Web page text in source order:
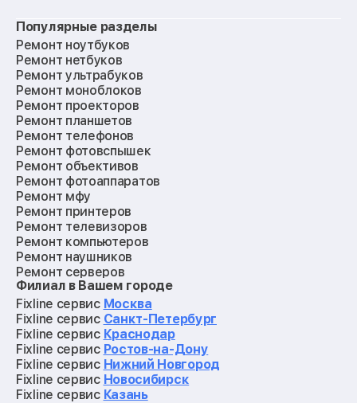
Популярные разделы
Ремонт ноутбуков
Ремонт нетбуков
Ремонт ультрабуков
Ремонт моноблоков
Ремонт проекторов
Ремонт планшетов
Ремонт телефонов
Ремонт фотовспышек
Ремонт объективов
Ремонт фотоаппаратов
Ремонт мфу
Ремонт принтеров
Ремонт телевизоров
Ремонт компьютеров
Ремонт наушников
Ремонт серверов
Ремонт мониторов
Ремонт квадрокоптеров
Ремонт электросамокатов
Ремонт материнских плат
Ремонт видеокарт
Ремонт кофемашин
Ремонт vr систем
Ремонт игровых приставок
Филиал в Вашем городе
Fixline сервис Москва
Fixline сервис Санкт-Петербург
Fixline сервис Краснодар
Fixline сервис Ростов-на-Дону
Fixline сервис Нижний Новгород
Fixline сервис Новосибирск
Fixline сервис Казань